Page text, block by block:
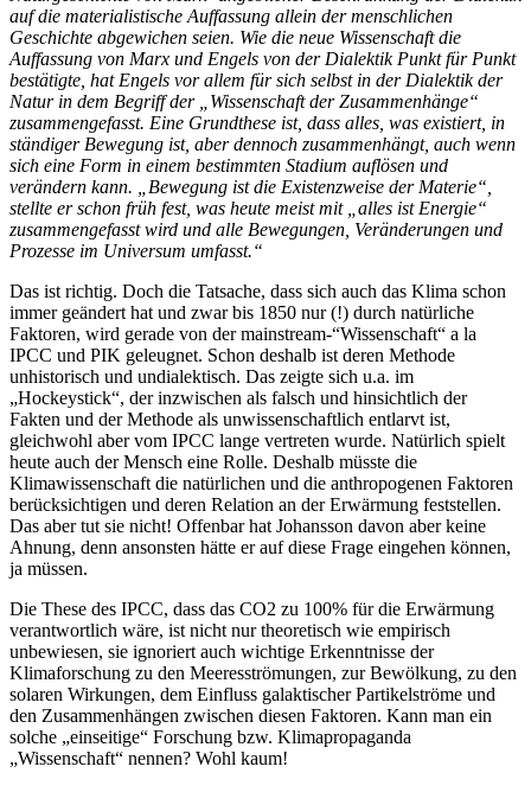
auf die materialistische Auffassung allein der menschlichen
Geschichte abgewichen seien. Wie die neue Wissenschaft die
Auffassung von Marx und Engels von der Dialektik Punkt für Punkt
bestätigte, hat Engels vor allem für sich selbst in der Dialektik der
Natur in dem Begriff der „Wissenschaft der Zusammenhänge“
zusammengefasst. Eine Grundthese ist, dass alles, was existiert, in
ständiger Bewegung ist, aber dennoch zusammenhängt, auch wenn
sich eine Form in einem bestimmten Stadium auflösen und
verändern kann. „Bewegung ist die Existenzweise der Materie“,
stellte er schon früh fest, was heute meist mit „alles ist Energie“
zusammengefasst wird und alle Bewegungen, Veränderungen und
Prozesse im Universum umfasst.“
Das ist richtig. Doch die Tatsache, dass sich auch das Klima schon
immer geändert hat und zwar bis 1850 nur (!) durch natürliche
Faktoren, wird gerade von der mainstream-“Wissenschaft“ a la
IPCC und PIK geleugnet. Schon deshalb ist deren Methode
unhistorisch und undialektisch. Das zeigte sich u.a. im
„Hockeystick“, der inzwischen als falsch und hinsichtlich der
Fakten und der Methode als unwissenschaftlich entlarvt ist,
gleichwohl aber vom IPCC lange vertreten wurde. Natürlich spielt
heute auch der Mensch eine Rolle. Deshalb müsste die
Klimawissenschaft die natürlichen und die anthropogenen Faktoren
berücksichtigen und deren Relation an der Erwärmung feststellen.
Das aber tut sie nicht! Offenbar hat Johansson davon aber keine
Ahnung, denn ansonsten hätte er auf diese Frage eingehen können,
ja müssen.
Die These des IPCC, dass das CO2 zu 100% für die Erwärmung
verantwortlich wäre, ist nicht nur theoretisch wie empirisch
unbewiesen, sie ignoriert auch wichtige Erkenntnisse der
Klimaforschung zu den Meeresströmungen, zur Bewölkung, zu den
solaren Wirkungen, dem Einfluss galaktischer Partikelströme und
den Zusammenhängen zwischen diesen Faktoren. Kann man ein
solche „einseitige“ Forschung bzw. Klimapropaganda
„Wissenschaft“ nennen? Wohl kaum!